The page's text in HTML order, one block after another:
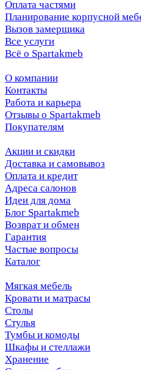
Оплата частями
Планирование корпусной
Вызов замерщика
Все услуги
Всё о Spartakmeb
О компании
Контакты
Работа и карьера
Отзывы о Spartakmeb
Покупателям
Акции и скидки
Доставка и самовывоз
Оплата и кредит
Адреса салонов
Идеи для дома
Блог Spartakmeb
Возврат и обмен
Гарантия
Частые вопросы
Каталог
Мягкая мебель
Кровати и матрасы
Столы
Стулья
Тумбы и комоды
Шкафы и стеллажи
Хранение